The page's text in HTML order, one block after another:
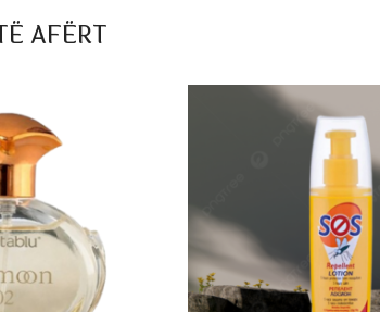
AFËRT